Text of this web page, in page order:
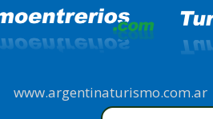
www.argentinaturismo.com.ar|